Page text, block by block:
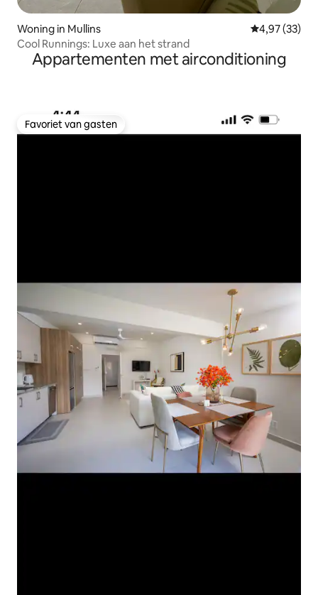
Woning in Mullins Gemiddelde
4,97 (33)
Cool Runnings: Luxe aan het strand
Appartementen met airconditioning
Favoriet van gasten
Favoriet van gasten